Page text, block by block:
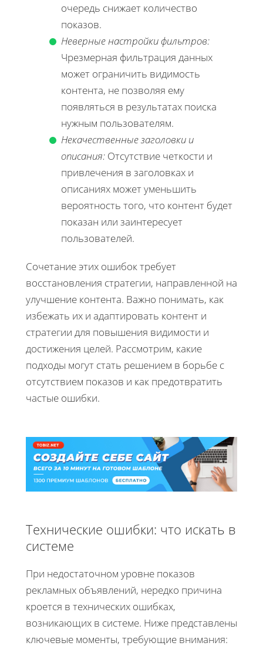
очередь снижает количество
показов.
Неверные настройки фильтров:
Чрезмерная фильтрация данных
может ограничить видимость
контента, не позволяя ему
появляться в результатах поиска
нужным пользователям.
Некачественные заголовки и
описания: Отсутствие четкости и
привлечения в заголовках и
описаниях может уменьшить
вероятность того, что контент будет
показан или заинтересует
пользователей.
Сочетание этих ошибок требует
восстановления стратегии, направленной на
улучшение контента. Важно понимать, как
избежать их и адаптировать контент и
стратегии для повышения видимости и
достижения целей. Рассмотрим, какие
подходы могут стать решением в борьбе с
отсутствием показов и как предотвратить
частые ошибки.
Технические ошибки: что искать в
системе
При недостаточном уровне показов
рекламных объявлений, нередко причина
кроется в технических ошибках,
возникающих в системе. Ниже представлены
ключевые моменты, требующие внимания: